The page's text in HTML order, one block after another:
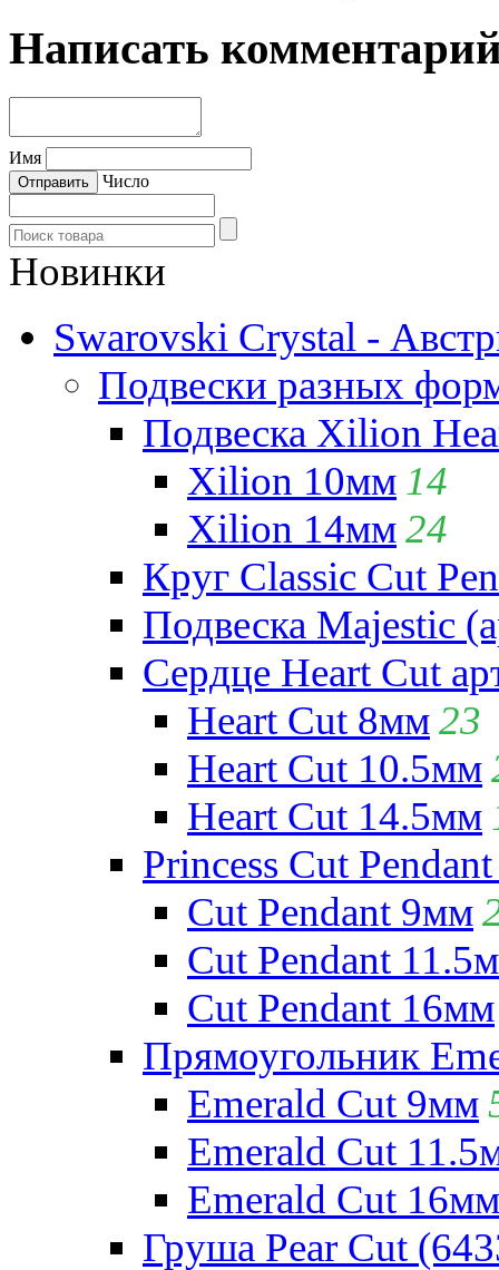
Написать
Имя
Число
Новинки
Swarovski Crystal -
Подвески разных
Подвеска Xilion
Xilion 10мм 14
Xilion 14мм24
Круг Classic Cut
Подвеска Majestic
Сердце Heart Cut
Heart Cut 8мм23
Heart Cut 10.5мм
Heart Cut 14.5мм
Princess Cut
Cut Pendant 9мм
Cut Pendant
Cut Pendant 16мм
Прямоугольник
Emerald Cut 9мм
Emerald Cut
Emerald Cut 16мм
Груша Pear Cut